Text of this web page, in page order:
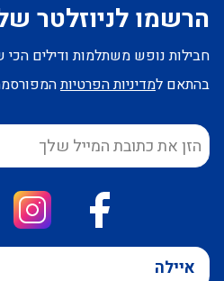
הרשמו לניוזלטר
חבילות נופש משתלמות ודילים הכי
בהתאם למדיניות הפרטיות
איילה